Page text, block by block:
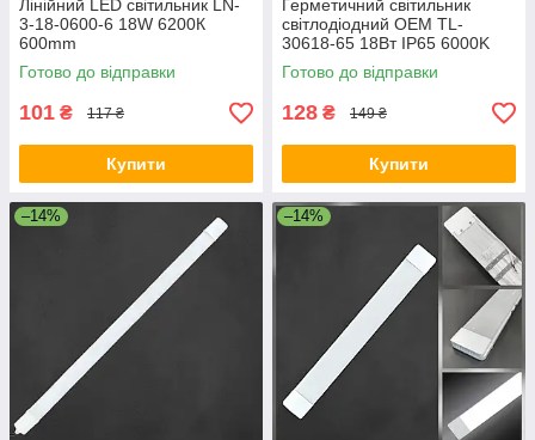
Лінійний LED світильник LN-
3-18-0600-6 18W 6200К
600mm
Готово до відправки
101 ₴ 117 ₴
Купити
Герметичний світильник
світлодіодний OEM TL-
30618-65 18Вт IP65 6000K
Готово до відправки
128 ₴ 149 ₴
Купити
–14% –14%